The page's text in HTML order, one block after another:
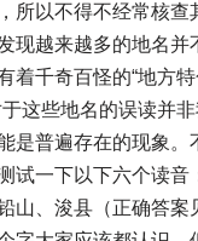
所以不得不经常核查
现越来越多的地名并
着千奇百怪的“地方特
这些地名的误读并
是普遍存在的现象。
试一下以下六个读音
山、浚县（正确答案